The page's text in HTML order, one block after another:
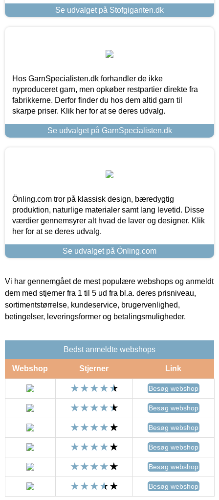
Se udvalget på Stofgiganten.dk
Hos GarnSpecialisten.dk forhandler de ikke
nyproduceret garn, men opkøber restpartier direkte fra
fabrikkerne. Derfor finder du hos dem altid garn til
skarpe priser. Klik her for at se deres udvalg.
Se udvalget på GarnSpecialisten.dk
Önling.com tror på klassisk design, bæredygtig
produktion, naturlige materialer samt lang levetid. Disse
værdier gennemsyrer alt hvad de laver og designer. Klik
her for at se deres udvalg.
Se udvalget på Önling.com
Vi har gennemgået de mest populære webshops og anmeldt
dem med stjerner fra 1 til 5 ud fra bl.a. deres prisniveau,
sortimentstørrelse, kundeservice, brugervenlighed,
betingelser, leveringsformer og betalingsmuligheder.
Bedst anmeldte webshops
Webshop Stjerner Link
Besøg webshop
Besøg webshop
Besøg webshop
Besøg webshop
Besøg webshop
Besøg webshop